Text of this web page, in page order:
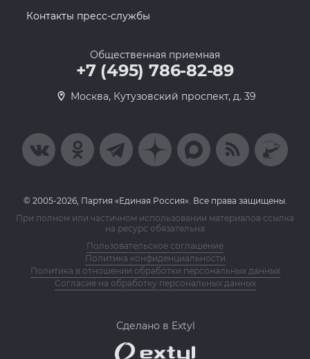
Контакты пресс-службы
Общественная приемная
+7 (495) 786-82-89
Москва, Кутузовский проспект, д. 39
© 2005-2026, Партия «Единая Россия». Все права защищены.
При полном или частичном использовании материалов ссылка
на ресурс обязательна
Пользовательское соглашение
Политика конфиденциальности
Политика в отношении обработки персональных данных
Согласие на обработку персональных данных
Сделано в Extyl